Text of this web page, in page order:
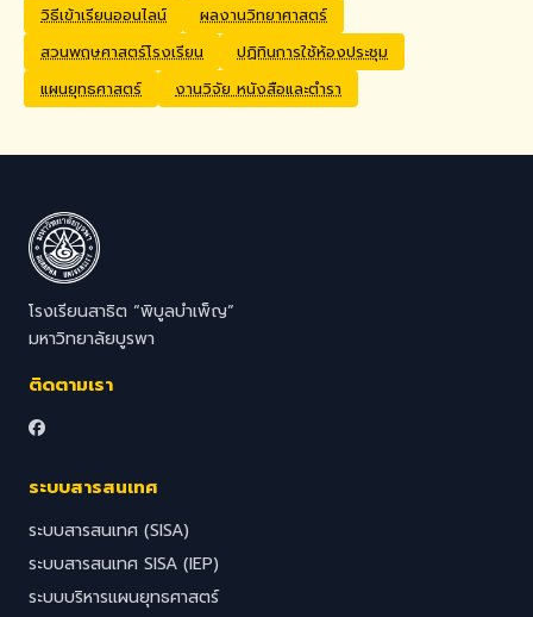
Interested candidates
should submit their CV,
passport copy, degree
certificates, relevant
transcripts/documents,
introduction via email to
วิธีเข้าเรียนออนไลน์
ผลงานวิทยาศาสตร์
สวนพฤษศาสตร์โรงเรียน
ปฏิทินการใช้ห้องประชุม
แผนยุทธศาสตร์
งานวิจัย หนังสือและตำรา
โรงเรียนสาธิต “พิบูลบำเพ็ญ”
มหาวิทยาลัยบูรพา
ติดตามเรา
ระบบสารสนเทศ
ระบบสารสนเทศ (SISA)
ระบบสารสนเทศ SISA (IEP)
ระบบบริหารแผนยุทธศาสตร์